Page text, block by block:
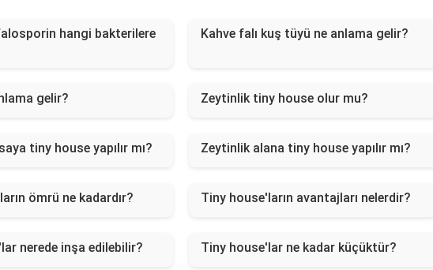
hangi bakterilere
Kahve falı kuş tüyü ne anlama gelir?
gelir? Zeytinlik tiny house olur mu?
tiny house yapılır mı? Zeytinlik alana tiny house yapılır mı?
ömrü ne kadardır? Tiny house'ların avantajları nelerdir?
nerede inşa edilebilir? Tiny house'lar ne kadar küçüktür?